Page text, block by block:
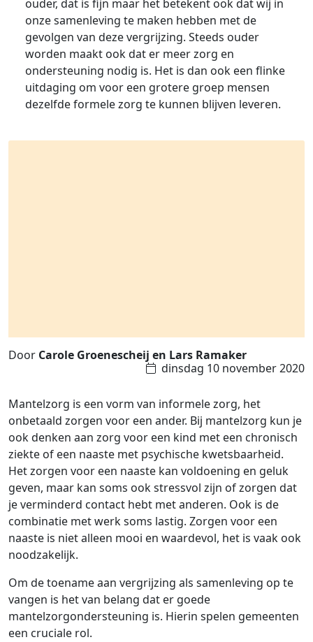
ouder, dat is fijn maar het betekent ook dat wij in
onze samenleving te maken hebben met de
gevolgen van deze vergrijzing. Steeds ouder
worden maakt ook dat er meer zorg en
ondersteuning nodig is. Het is dan ook een flinke
uitdaging om voor een grotere groep mensen
dezelfde formele zorg te kunnen blijven leveren.
Door Carole Groenescheij en Lars Ramaker
dinsdag 10 november 2020
Mantelzorg is een vorm van informele zorg, het
onbetaald zorgen voor een ander. Bij mantelzorg kun je
ook denken aan zorg voor een kind met een chronisch
ziekte of een naaste met psychische kwetsbaarheid.
Het zorgen voor een naaste kan voldoening en geluk
geven, maar kan soms ook stressvol zijn of zorgen dat
je verminderd contact hebt met anderen. Ook is de
combinatie met werk soms lastig. Zorgen voor een
naaste is niet alleen mooi en waardevol, het is vaak ook
noodzakelijk.
Om de toename aan vergrijzing als samenleving op te
vangen is het van belang dat er goede
mantelzorgondersteuning is. Hierin spelen gemeenten
een cruciale rol.